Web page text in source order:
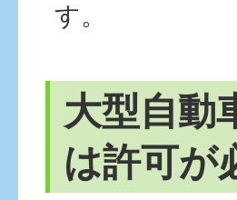
す。
大型自動
は許可が